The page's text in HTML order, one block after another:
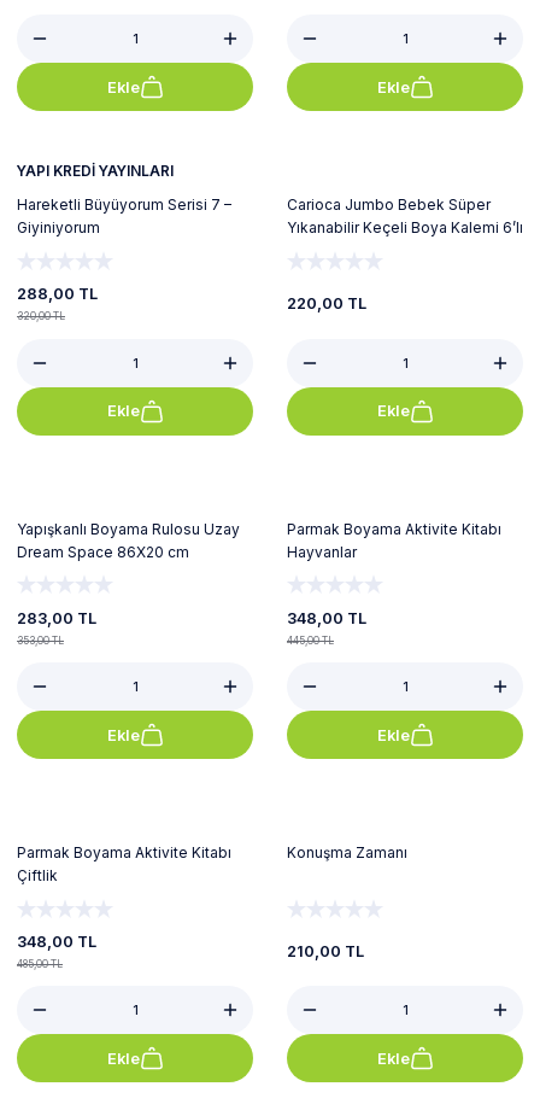
Ekle Ekle
YAPI KREDİ YAYINLARI
Hareketli Büyüyorum Serisi 7 –
Giyiniyorum
288,00 TL
320,00 TL
Ekle
Carioca Jumbo Bebek Süper
Yıkanabilir Keçeli Boya Kalemi 6’lı
(Yeni)
220,00 TL
Ekle
Yapışkanlı Boyama Rulosu Uzay
Dream Space 86X20 cm
283,00 TL
353,00 TL
Ekle
Parmak Boyama Aktivite Kitabı
Hayvanlar
348,00 TL
445,00 TL
Ekle
Parmak Boyama Aktivite Kitabı
Çiftlik
348,00 TL
485,00 TL
Ekle
Konuşma Zamanı
210,00 TL
Ekle